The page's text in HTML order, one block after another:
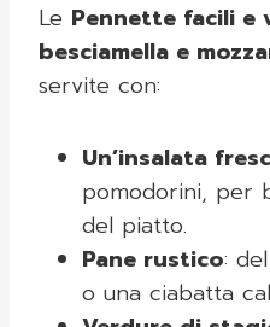
Le Pennette facili e
besciamella e
servite con:
Un’insalata
pomodorini, per
del piatto.
Pane rustico:
o una ciabatta